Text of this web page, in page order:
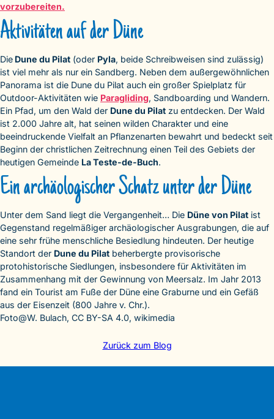
vorzubereiten.
Aktivitäten auf der Düne
Die Dune du Pilat (oder Pyla, beide Schreibweisen sind zulässig)
ist viel mehr als nur ein Sandberg. Neben dem außergewöhnlichen
Panorama ist die Dune du Pilat auch ein großer Spielplatz für
Outdoor-Aktivitäten wie Paragliding, Sandboarding und Wandern.
Ein Pfad, um den Wald der Dune du Pilat zu entdecken. Der Wald
ist 2.000 Jahre alt, hat seinen wilden Charakter und eine
beeindruckende Vielfalt an Pflanzenarten bewahrt und bedeckt seit
Beginn der christlichen Zeitrechnung einen Teil des Gebiets der
heutigen Gemeinde La Teste-de-Buch.
Ein archäologischer Schatz unter der Düne
Unter dem Sand liegt die Vergangenheit… Die Düne von Pilat ist
Gegenstand regelmäßiger archäologischer Ausgrabungen, die auf
eine sehr frühe menschliche Besiedlung hindeuten. Der heutige
Standort der Dune du Pilat beherbergte provisorische
protohistorische Siedlungen, insbesondere für Aktivitäten im
Zusammenhang mit der Gewinnung von Meersalz. Im Jahr 2013
fand ein Tourist am Fuße der Düne eine Graburne und ein Gefäß
aus der Eisenzeit (800 Jahre v. Chr.).
Foto@W. Bulach, CC BY-SA 4.0, wikimedia
Zurück zum Blog